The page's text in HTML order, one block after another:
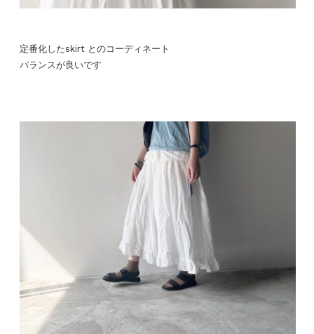
定番化したskirt とのコーディネート
バランスが良いです